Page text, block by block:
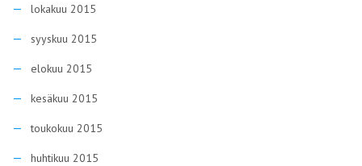
lokakuu 2015
syyskuu 2015
elokuu 2015
kesäkuu 2015
toukokuu 2015
huhtikuu 2015